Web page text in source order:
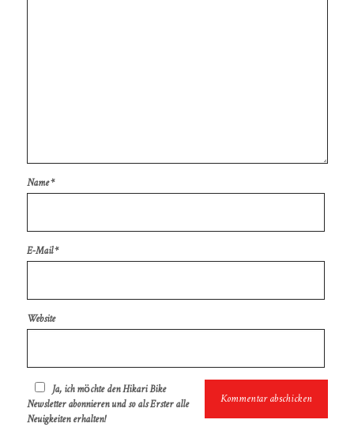
Name*
E-Mail*
Website
Ja, ich möchte den Hikari Bike
Newsletter abonnieren und so als Erster alle
Neuigkeiten erhalten!